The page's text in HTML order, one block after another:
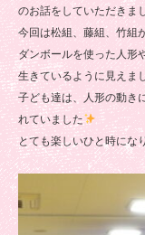
のお話をしていただきま
今回は松組、藤組、竹組
ダンボールを使った人形
生きているように見えま
子ども達は、人形の動き
れていました
とても楽しいひと時にな